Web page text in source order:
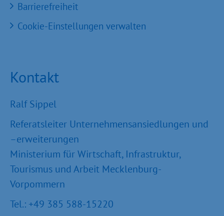
Barrierefreiheit
Cookie-Einstellungen verwalten
Kontakt
Ralf Sippel
Referatsleiter Unternehmensansiedlungen und
–erweiterungen
Ministerium für Wirtschaft, Infrastruktur,
Tourismus und Arbeit Mecklenburg-
Vorpommern
Tel.: +49 385 588-15220